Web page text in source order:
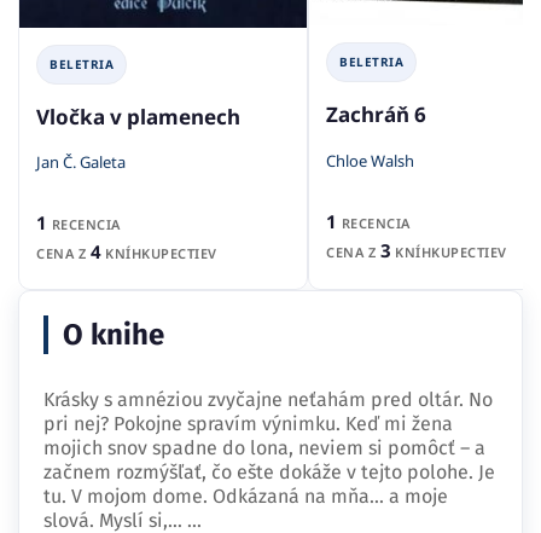
BELETRIA
Vločka v plamenech
Jan Č. Galeta
1 RECENCIA
CENA Z 4KNÍHKUPECTIEV
BELETRIA
Zachráň 6
Chloe Walsh
1 RECENCIA
CENA Z 3 KNÍHKUPECTIEV
O knihe
Krásky s amnéziou zvyčajne neťahám pred oltár. No
pri nej? Pokojne spravím výnimku. Keď mi žena
mojich snov spadne do lona, neviem si pomôcť – a
začnem rozmýšľať, čo ešte dokáže v tejto polohe. Je
tu. V mojom dome. Odkázaná na mňa... a moje
slová. Myslí si,… ...